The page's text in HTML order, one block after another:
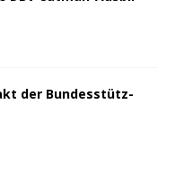
der Bun­des­stütz­